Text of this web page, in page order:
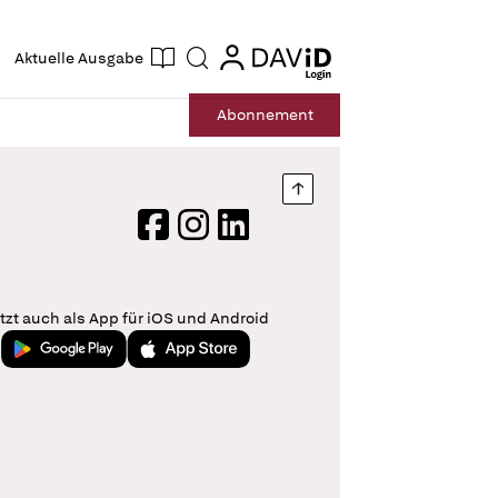
Aktuelle Ausgabe Suche login
login
Abonnement
Nach oben springen
FacebookInstagram
LinkedIn
auch als App für iOS und Android
Jetzt bei Google PlayLaden im App Store